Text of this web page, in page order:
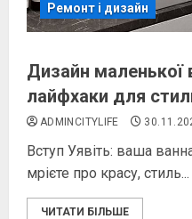
Ремонт і дизайн
Дизайн маленької
лайфхаки для
ADMINCITYLIFE
Вступ Уявіть: ваша
мрієте про красу, стиль...
ЧИТАТИ БІЛЬШЕ